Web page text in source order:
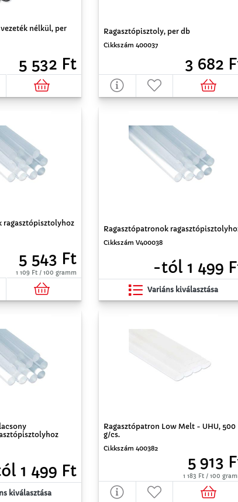
nélkül, per
5 532 Ft
Ragasztópisztoly, per db
Cikkszám 400037
3 682
ragasztópisztolyhoz
5 543 Ft
1 109 Ft / 100 gramm
Ragasztópatronok
Cikkszám V400038
-tól 1 499
Variáns kiválasztása
1 499 Ft
kiválasztása
Ragasztópatron Low Melt - UHU, 500
g/cs.
Cikkszám 400382
5 913
1 183 Ft / 100